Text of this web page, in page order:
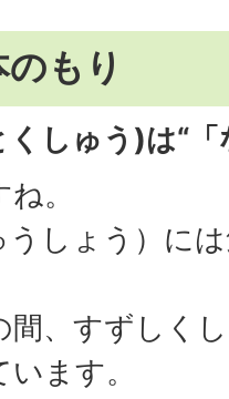
もり
しゅう)は“
。
うしょう）に
間、すずしく
ます。